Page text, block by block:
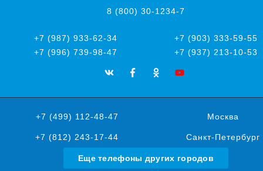
8 (800) 30-1234-7
+7 (987) 933-62-34
+7 (903) 333-59-55
+7 (996) 739-98-47
+7 (937) 213-10-53
+7 (499) 112-48-47 Москва
+7 (812) 243-17-44 Санкт-Петербург
Еще телефоны других городов